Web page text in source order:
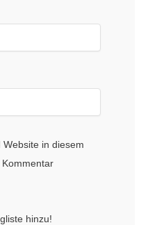
in diesem
hinzu!